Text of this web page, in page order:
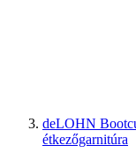
deLOHN
étkezőgarnitúra